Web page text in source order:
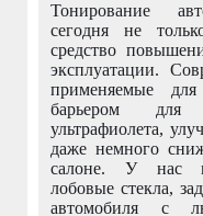
Тонирование
сегодня не
средство
эксплуатации.
применяемые
барьером для
ультрафиолета,
даже немного
салоне. У нас
лобовые стекла,
автомобиля с